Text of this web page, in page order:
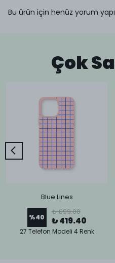
Bu ürün için henüz yorum
Çok
Blue Lines
%40
₺ 699.00
₺ 419.40
27 Telefon Modeli 4 Renk